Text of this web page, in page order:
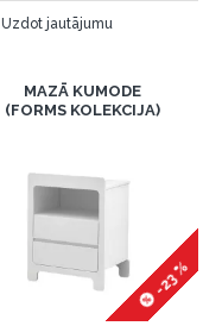
Uzdot jautājumu
MAZĀ KUMODE
(FORMS KOLEKCIJA)
-23 %